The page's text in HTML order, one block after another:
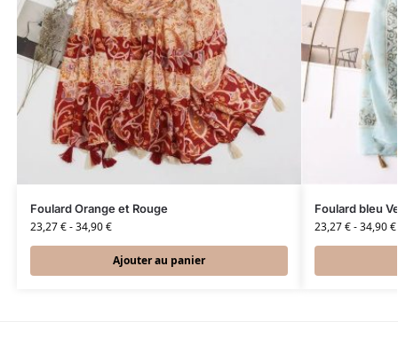
Foulard Orange et Rouge
23,27€-34,90€
Ajouter au panier
Foulard bleu
23,27€-34,90€